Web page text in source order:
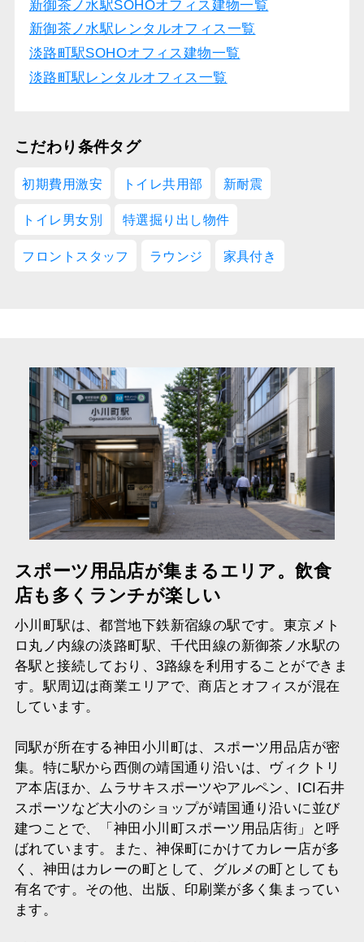
新御茶ノ水駅SOHOオフィス建物一覧
新御茶ノ水駅レンタルオフィス一覧
淡路町駅SOHOオフィス建物一覧
淡路町駅レンタルオフィス一覧
こだわり条件タグ
初期費用激安 トイレ共用部 新耐震
トイレ男女別 特選掘り出し物件
フロントスタッフ ラウンジ 家具付き
スポーツ用品店が集まるエリア。飲食
店も多くランチが楽しい
小川町駅は、都営地下鉄新宿線の駅です。東京メト
ロ丸ノ内線の淡路町駅、千代田線の新御茶ノ水駅の
各駅と接続しており、3路線を利用することができま
す。駅周辺は商業エリアで、商店とオフィスが混在
しています。
同駅が所在する神田小川町は、スポーツ用品店が密
集。特に駅から西側の靖国通り沿いは、ヴィクトリ
ア本店ほか、ムラサキスポーツやアルペン、ICI石井
スポーツなど大小のショップが靖国通り沿いに並び
建つことで、「神田小川町スポーツ用品店街」と呼
ばれています。また、神保町にかけてカレー店が多
く、神田はカレーの町として、グルメの町としても
有名です。その他、出版、印刷業が多く集まってい
ます。